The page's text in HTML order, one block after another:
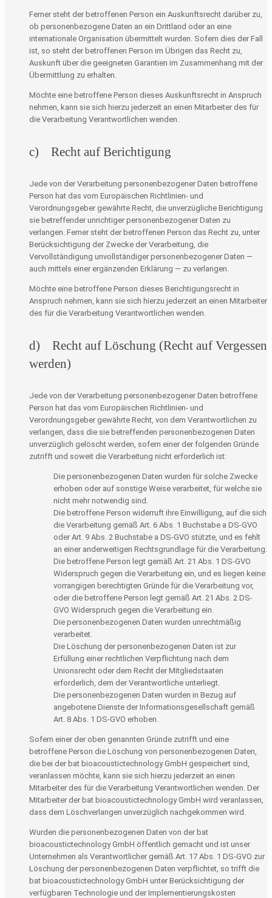
Ferner steht der betroffenen Person ein Auskunftsrecht darüber zu,
ob personenbezogene Daten an ein Drittland oder an eine
internationale Organisation übermittelt wurden. Sofern dies der Fall
ist, so steht der betroffenen Person im Übrigen das Recht zu,
Auskunft über die geeigneten Garantien im Zusammenhang mit der
Übermittlung zu erhalten.
Möchte eine betroffene Person dieses Auskunftsrecht in Anspruch
nehmen, kann sie sich hierzu jederzeit an einen Mitarbeiter des für
die Verarbeitung Verantwortlichen wenden.
c) Recht auf Berichtigung
Jede von der Verarbeitung personenbezogener Daten betroffene
Person hat das vom Europäischen Richtlinien- und
Verordnungsgeber gewährte Recht, die unverzügliche Berichtigung
sie betreffender unrichtiger personenbezogener Daten zu
verlangen. Ferner steht der betroffenen Person das Recht zu, unter
Berücksichtigung der Zwecke der Verarbeitung, die
Vervollständigung unvollständiger personenbezogener Daten —
auch mittels einer ergänzenden Erklärung — zu verlangen.
Möchte eine betroffene Person dieses Berichtigungsrecht in
Anspruch nehmen, kann sie sich hierzu jederzeit an einen Mitarbeiter
des für die Verarbeitung Verantwortlichen wenden.
d) Recht auf Löschung (Recht auf Vergessen
werden)
Jede von der Verarbeitung personenbezogener Daten betroffene
Person hat das vom Europäischen Richtlinien- und
Verordnungsgeber gewährte Recht, von dem Verantwortlichen zu
verlangen, dass die sie betreffenden personenbezogenen Daten
unverzüglich gelöscht werden, sofern einer der folgenden Gründe
zutrifft und soweit die Verarbeitung nicht erforderlich ist:
Die personenbezogenen Daten wurden für solche Zwecke
erhoben oder auf sonstige Weise verarbeitet, für welche sie
nicht mehr notwendig sind.
Die betroffene Person widerruft ihre Einwilligung, auf die sich
die Verarbeitung gemäß Art. 6 Abs. 1 Buchstabe a DS-GVO
oder Art. 9 Abs. 2 Buchstabe a DS-GVO stützte, und es fehlt
an einer anderweitigen Rechtsgrundlage für die Verarbeitung.
Die betroffene Person legt gemäß Art. 21 Abs. 1 DS-GVO
Widerspruch gegen die Verarbeitung ein, und es liegen keine
vorrangigen berechtigten Gründe für die Verarbeitung vor,
oder die betroffene Person legt gemäß Art. 21 Abs. 2 DS-
GVO Widerspruch gegen die Verarbeitung ein.
Die personenbezogenen Daten wurden unrechtmäßig
verarbeitet.
Die Löschung der personenbezogenen Daten ist zur
Erfüllung einer rechtlichen Verpflichtung nach dem
Unionsrecht oder dem Recht der Mitgliedstaaten
erforderlich, dem der Verantwortliche unterliegt.
Die personenbezogenen Daten wurden in Bezug auf
angebotene Dienste der Informationsgesellschaft gemäß
Art. 8 Abs. 1 DS-GVO erhoben.
Sofern einer der oben genannten Gründe zutrifft und eine
betroffene Person die Löschung von personenbezogenen Daten,
die bei der bat bioacoustictechnology GmbH gespeichert sind,
veranlassen möchte, kann sie sich hierzu jederzeit an einen
Mitarbeiter des für die Verarbeitung Verantwortlichen wenden. Der
Mitarbeiter der bat bioacoustictechnology GmbH wird veranlassen,
dass dem Löschverlangen unverzüglich nachgekommen wird.
Wurden die personenbezogenen Daten von der bat
bioacoustictechnology GmbH öffentlich gemacht und ist unser
Unternehmen als Verantwortlicher gemäß Art. 17 Abs. 1 DS-GVO zur
Löschung der personenbezogenen Daten verpflichtet, so trifft die
bat bioacoustictechnology GmbH unter Berücksichtigung der
verfügbaren Technologie und der Implementierungskosten